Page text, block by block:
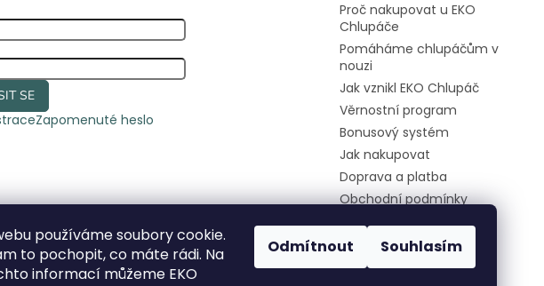
používáme soubory cookie.
to pochopit, co máte rádi. Na
informací můžeme EKO
Odmítnout Souhlasím
SE
Zapomenuté heslo
Proč nakupovat u EKO
Chlupáče
Pomáháme chlupáčům v
nouzi
Jak vznikl EKO Chlupáč
Věrnostní program
Bonusový systém
Jak nakupovat
Doprava a platba
Obchodní podmínky
Podmínky ochrany
osobních údajů